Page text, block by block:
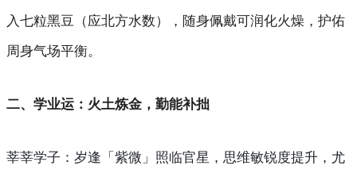
入七粒黑豆（应北方水数），随身佩戴可润化火燥，护佑
周身气场平衡。
二、学业运：火土炼金，勤能补拙
莘莘学子 ：岁逢「紫微」照临官星，思维敏锐度提升，尤